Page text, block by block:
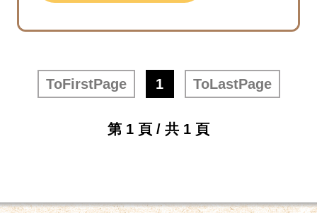
ToFirstPage 1 ToLastPage
第 1 頁 / 共 1 頁